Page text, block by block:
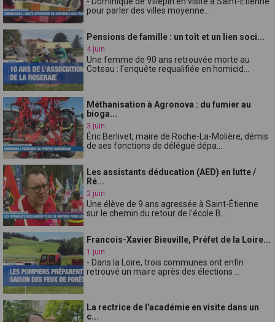
pour parler des villes moyenne...
Pensions de famille : un toît et un lien soci...
4 juin
Une femme de 90 ans retrouvée morte au
Coteau : l'enquête requalifiée en homicid...
Méthanisation à Agronova : du fumier au
bioga...
3 juin
Éric Berlivet, maire de Roche-La-Molière, démis
de ses fonctions de délégué dépa...
Les assistants déducation (AED) en lutte /
Ré...
2 juin
Une élève de 9 ans agressée à Saint-Étienne
sur le chemin du retour de l'école B...
Francois-Xavier Bieuville, Préfet de la Loire...
1 juin
- Dans la Loire, trois communes ont enfin
retrouvé un maire après des élections ...
La rectrice de l'académie en visite dans un
c...